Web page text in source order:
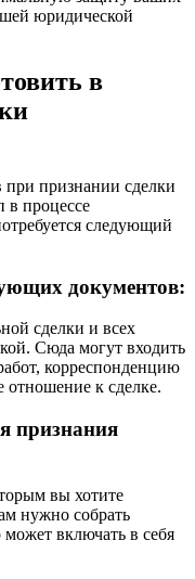
юридической
в
признании сделки
в процессе
следующий
документов:
сделки и всех
Сюда могут входить
корреспонденцию
к сделке.
признания
вы хотите
нужно собрать
может включать в себя